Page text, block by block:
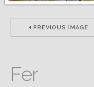
PREVIOUS IMAGE
Fer